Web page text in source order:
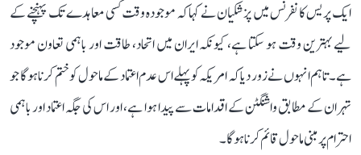
ایک پریس کانفرنس میں پزشکیان نے کہا کہ موجودہ وقت کسی معاہدے تک پہنچنے کے
لیے بہترین وقت ہو سکتا ہے، کیونکہ ایران میں اتحاد، طاقت اور باہمی تعاون موجود
ہے۔ تاہم انہوں نے زور دیا کہ امریکہ کو پہلے اس عدم اعتماد کے ماحول کو ختم کرنا ہوگا جو
تہران کے مطابق واشنگٹن کے اقدامات سے پیدا ہوا ہے، اور اس کی جگہ اعتماد اور باہمی
احترام پر مبنی ماحول قائم کرنا ہوگا۔